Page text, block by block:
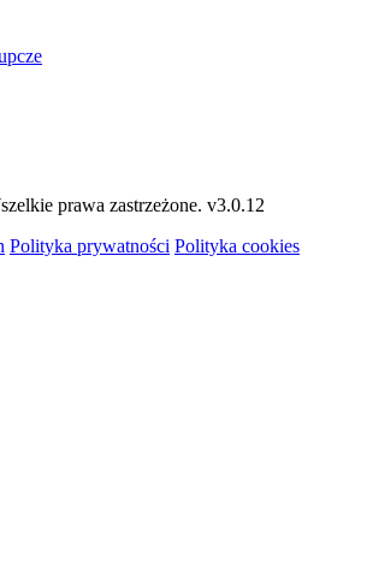
prawa zastrzeżone. v3.0.12
Polityka prywatności Polityka cookies